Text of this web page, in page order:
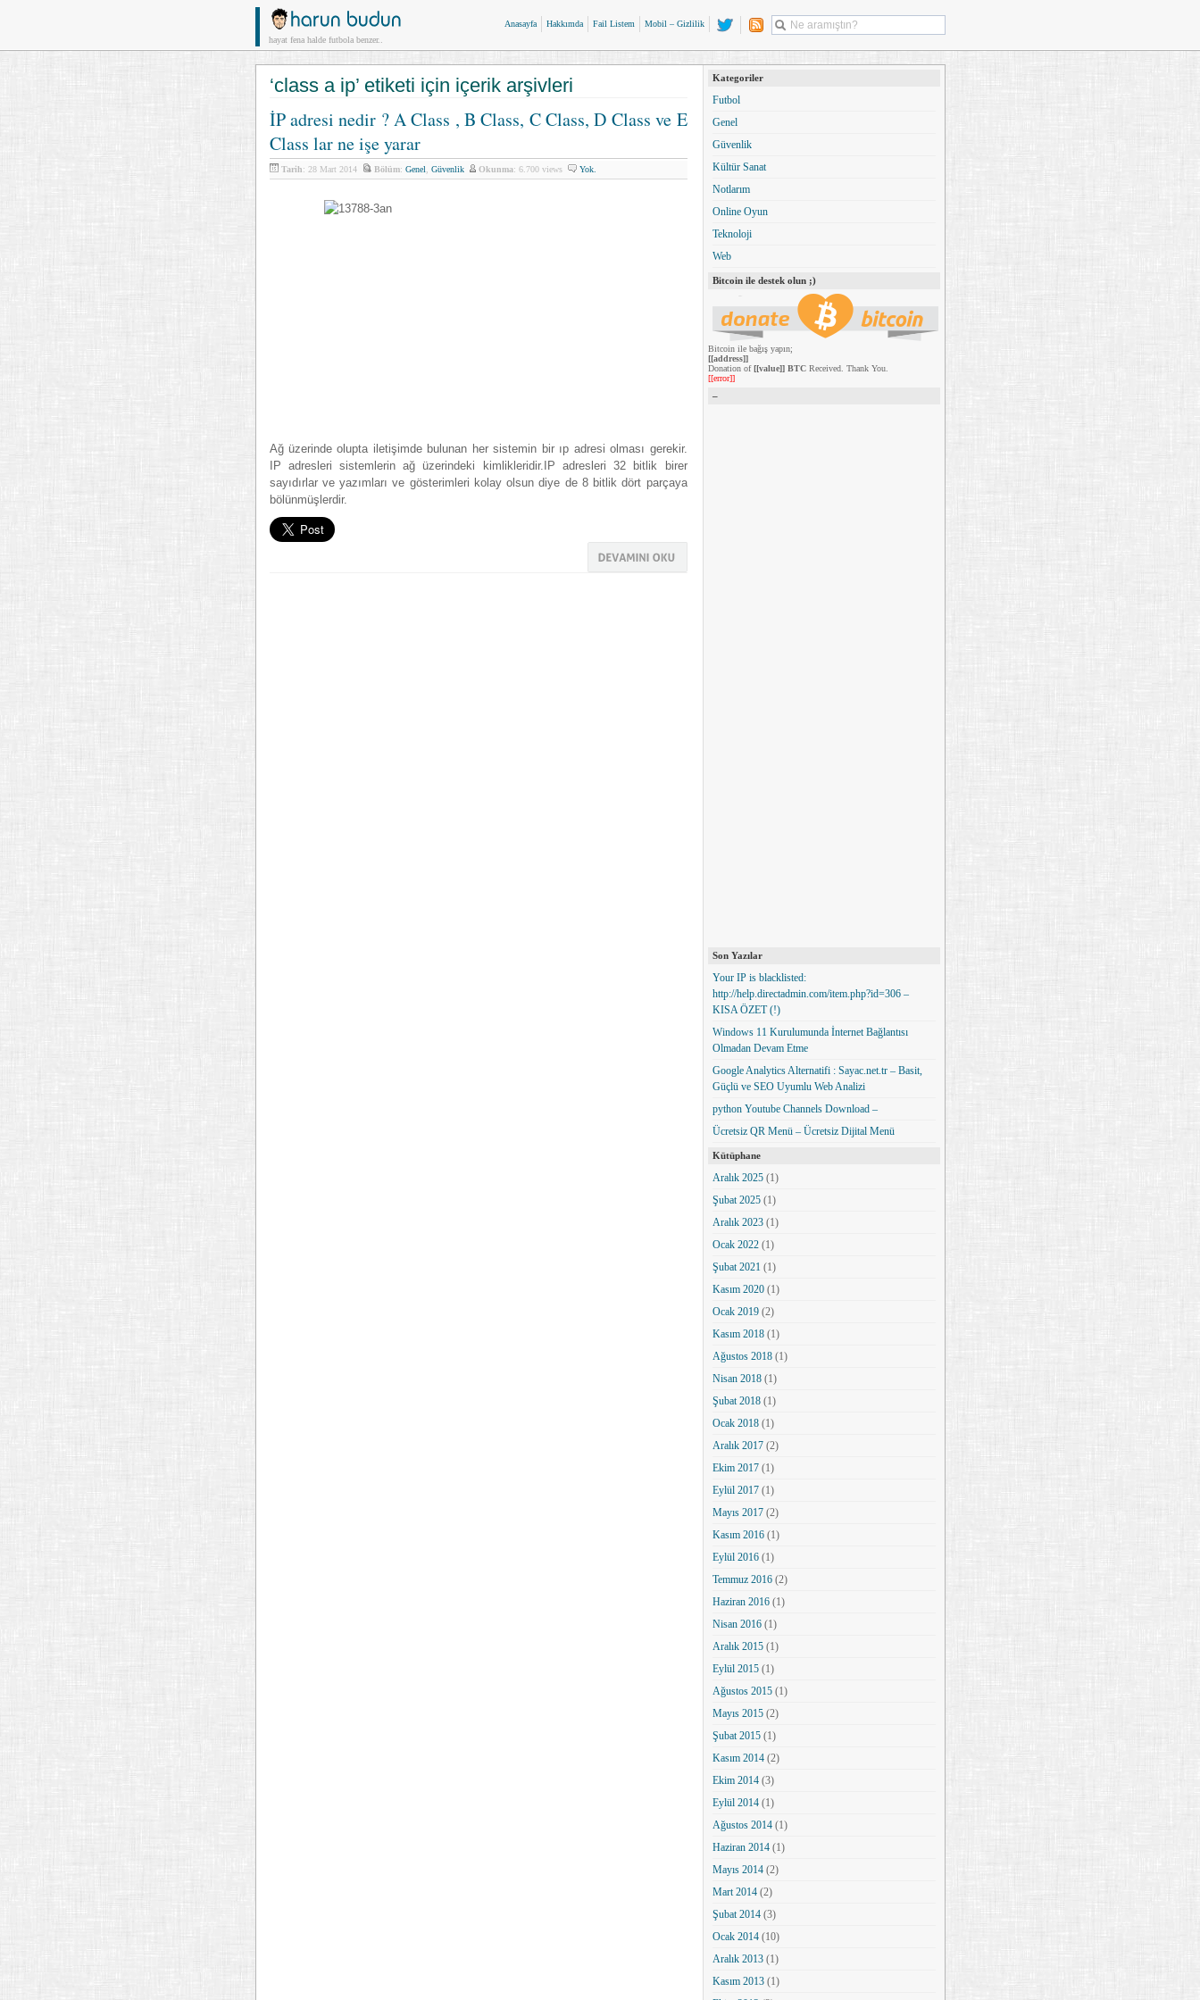
hayat fena halde futbola benzer..
Anasayfa Hakkımda Fail Listem Mobil – Gizlilik
‘class a ip’ etiketi için içerik arşivleri
İP adresi nedir ? A Class , B Class, C Class, D Class ve E
Class lar ne işe yarar
Tarih: 28 Mart 2014 Bölüm: Genel Güvenlik Okunma: 6.700 views Yok.
Ağ üzerinde olupta iletişimde bulunan her sistemin bir ıp adresi olması gerekir.
IP adresleri sistemlerin ağ üzerindeki kimlikleridir.IP adresleri 32 bitlik birer
sayıdırlar ve yazımları ve gösterimleri kolay olsun diye de 8 bitlik dört parçaya
bölünmüşlerdir.
Kategoriler
Futbol
Genel
Güvenlik
Kültür Sanat
Notlarım
Online Oyun
Teknoloji
Web
Bitcoin ile destek olun ;)
Bitcoin ile bağış yapın;
[[address]]
Donation of[[value]] BTCReceived. Thank You.
[[error]]
–
Son Yazılar
Your IP is blacklisted:
http://help.directadmin.com/item.php?id=306 –
KISA ÖZET (!)
Windows 11 Kurulumunda İnternet Bağlantısı
Olmadan Devam Etme
Google Analytics Alternatifi : Sayac.net.tr – Basit,
Güçlü ve SEO Uyumlu Web Analizi
python Youtube Channels Download –
Ücretsiz QR Menü – Ücretsiz Dijital Menü
Kütüphane
Aralık 2025(1)
Şubat 2025(1)
Aralık 2023(1)
Ocak 2022(1)
Şubat 2021(1)
Kasım 2020(1)
Ocak 2019(2)
Kasım 2018(1)
Ağustos 2018(1)
Nisan 2018(1)
Şubat 2018(1)
Ocak 2018(1)
Aralık 2017(2)
Ekim 2017(1)
Eylül 2017(1)
Mayıs 2017(2)
Kasım 2016(1)
Eylül 2016(1)
Temmuz 2016(2)
Haziran 2016(1)
Nisan 2016(1)
Aralık 2015(1)
Eylül 2015(1)
Ağustos 2015(1)
Mayıs 2015(2)
Şubat 2015(1)
Kasım 2014(2)
Ekim 2014(3)
Eylül 2014(1)
Ağustos 2014(1)
Haziran 2014(1)
Mayıs 2014(2)
Mart 2014(2)
Şubat 2014(3)
Ocak 2014(10)
Aralık 2013(1)
Kasım 2013(1)